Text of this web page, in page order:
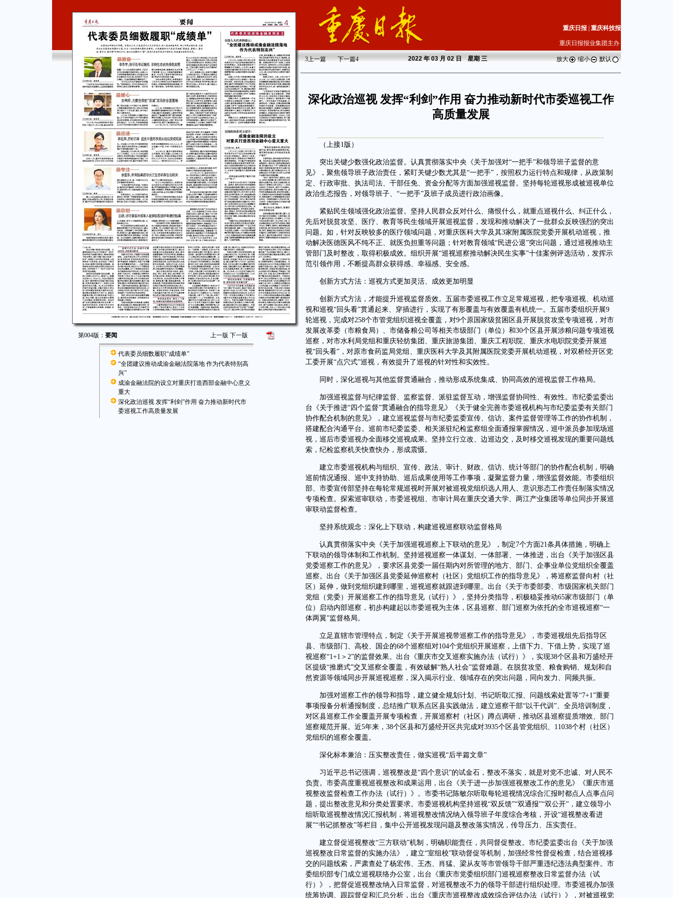
第004版： 要闻 上一版 下一版
代表委员细数履职“成绩单”
“全团建议推动成渝金融法院落地 作为代表特别高
兴”
成渝金融法院的设立对重庆打造西部金融中心意义
重大
深化政治巡视 发挥“利剑”作用 奋力推动新时代市
委巡视工作高质量发展
重庆日报 重庆科技报
重庆日报报业集团主办
3上一篇 下一篇4 2022年 03 月 02 日 星期三 放大 缩小 默认
深化政治巡视 发挥“利剑”作用 奋力推动新时代市委巡视工作
高质量发展
（上接1版）
突出关键少数强化政治监督。认真贯彻落实中央《关于加强对“一把手”和领导班子监督的意
见》，聚焦领导班子政治责任，紧盯关键少数尤其是“一把手”，按照权力运行特点和规律，从政策制
定、行政审批、执法司法、干部任免、资金分配等方面加强巡视监督。坚持每轮巡视形成被巡视单位
政治生态报告，对领导班子、“一把手”及班子成员进行政治画像。
紧贴民生领域强化政治监督。坚持人民群众反对什么、痛恨什么，就重点巡视什么、纠正什么，
先后对脱贫攻坚、医疗、教育等民生领域开展巡视监督，发现和推动解决了一批群众反映强烈的突出
问题。如，针对反映较多的医疗领域问题，对重庆医科大学及其3家附属医院党委开展机动巡视，推
动解决医德医风不纯不正、就医负担重等问题；针对教育领域“民进公退”突出问题，通过巡视推动主
管部门及时整改，取得积极成效。组织开展“巡视巡察推动解决民生实事”十佳案例评选活动，发挥示
范引领作用，不断提高群众获得感、幸福感、安全感。
创新方式方法：巡视方式更加灵活、成效更加明显
创新方式方法，才能提升巡视监督质效。五届市委巡视工作立足常规巡视，把专项巡视、机动巡
视和巡视“回头看”贯通起来、穿插进行，实现了有形覆盖与有效覆盖有机统一。五届市委组织开展9
轮巡视，完成对258个市管党组织巡视全覆盖，对9个原国家级贫困区县开展脱贫攻坚专项巡视，对市
发展改革委（市粮食局）、市储备粮公司等相关市级部门（单位）和30个区县开展涉粮问题专项巡视
巡察，对市水利局党组和重庆轻纺集团、重庆旅游集团、重庆工程职院、重庆水电职院党委开展巡
视“回头看”，对原市食药监局党组、重庆医科大学及其附属医院党委开展机动巡视，对双桥经开区党
工委开展“点穴式”巡视，有效提升了巡视的针对性和实效性。
同时，深化巡视与其他监督贯通融合，推动形成系统集成、协同高效的巡视监督工作格局。
加强巡视监督与纪律监督、监察监督、派驻监督互动，增强监督协同性、有效性。市纪委监委出
台《关于推进“四个监督”贯通融合的指导意见》《关于健全完善市委巡视机构与市纪委监委有关部门
协作配合机制的意见》，建立巡视监督与市纪委监委宣传、信访、案件监督管理等工作的协作机制，
搭建配合沟通平台。巡前市纪委监委、相关派驻纪检监察组全面通报掌握情况，巡中派员参加现场巡
视，巡后市委巡视办全面移交巡视成果。坚持立行立改、边巡边交，及时移交巡视发现的重要问题线
索，纪检监察机关快查快办，形成震慑。
建立市委巡视机构与组织、宣传、政法、审计、财政、信访、统计等部门的协作配合机制，明确
巡前情况通报、巡中支持协助、巡后成果使用等工作事项，凝聚监督力量，增强监督效能。市委组织
部、市委宣传部坚持在每轮常规巡视时开展对被巡视党组织选人用人、意识形态工作责任制落实情况
专项检查。探索巡审联动，市委巡视组、市审计局在重庆交通大学、两江产业集团等单位同步开展巡
审联动监督检查。
坚持系统观念：深化上下联动，构建巡视巡察联动监督格局
认真贯彻落实中央《关于加强巡视巡察上下联动的意见》，制定7个方面21条具体措施，明确上
下联动的领导体制和工作机制。坚持巡视巡察一体谋划、一体部署、一体推进，出台《关于加强区县
党委巡察工作的意见》，要求区县党委一届任期内对所管理的地方、部门、企事业单位党组织全覆盖
巡察。出台《关于加强区县党委延伸巡察村（社区）党组织工作的指导意见》，将巡察监督向村（社
区）延伸，做到党组织建到哪里，巡视巡察就跟进到哪里。出台《关于市委部委、市级国家机关部门
党组（党委）开展巡察工作的指导意见（试行）》，坚持分类指导，积极稳妥推动65家市级部门（单
位）启动内部巡察，初步构建起以市委巡视为主体，区县巡察、部门巡察为依托的全市巡视巡察“一
体两翼”监督格局。
立足直辖市管理特点，制定《关于开展巡视带巡察工作的指导意见》，市委巡视组先后指导区
县、市级部门、高校、国企的68个巡察组对104个党组织开展巡察，上借下力、下借上势，实现了巡
视巡察“1+1＞2”的监督效果。出台《重庆市交叉巡察实施办法（试行）》，实现38个区县和万盛经开
区提级“推磨式”交叉巡察全覆盖，有效破解“熟人社会”监督难题。在脱贫攻坚、粮食购销、规划和自
然资源等领域同步开展巡视巡察，深入揭示行业、领域存在的突出问题，同向发力、同频共振。
加强对巡察工作的领导和指导，建立健全规划计划、书记听取汇报、问题线索处置等“7+1”重要
事项报备分析通报制度，总结推广联系点区县实践做法，建立巡察干部“以干代训”、全员培训制度，
对区县巡察工作全覆盖开展专项检查，开展巡察村（社区）蹲点调研，推动区县巡察提质增效、部门
巡察规范开展。近5年来，38个区县和万盛经开区共完成对3935个区县管党组织、11038个村（社区）
党组织的巡察全覆盖。
深化标本兼治：压实整改责任，做实巡视“后半篇文章”
习近平总书记强调，巡视整改是“四个意识”的试金石，整改不落实，就是对党不忠诚、对人民不
负责。市委高度重视巡视整改和成果运用，出台《关于进一步加强巡视整改工作的意见》《重庆市巡
视整改监督检查工作办法（试行）》。市委书记陈敏尔听取每轮巡视情况综合汇报时都点人点事点问
题，提出整改意见和分类处置要求。市委巡视机构坚持巡视“双反馈”“双通报”“双公开”，建立领导小
组听取巡视整改情况汇报机制，将巡视整改情况纳入领导班子年度综合考核，开设“巡视整改看进
展”“书记抓整改”等栏目，集中公开巡视发现问题及整改落实情况，传导压力、压实责任。
建立督促巡视整改“三方联动”机制，明确职能责任，共同督促整改。市纪委监委出台《关于加强
巡视整改日常监督的实施办法》，建立“室组校”联动督促等机制，加强经常性督促检查，结合巡视移
交的问题线索，严肃查处了杨宏伟、王杰、肖猛、梁从友等市管领导干部严重违纪违法典型案件。市
委组织部专门成立巡视联络办公室，出台《重庆市党委组织部门巡视巡察整改日常监督办法（试
行）》，把督促巡视整改纳入日常监督，对巡视整改不力的领导干部进行组织处理。市委巡视办加强
统筹协调、跟踪督促和汇总分析，出台《重庆市巡视整改成效综合评估办法（试行）》，对被巡视党